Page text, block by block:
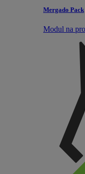
Mergado Pack
Modul na